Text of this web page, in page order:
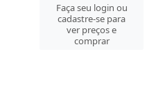
Faça seu login ou
cadastre-se para
ver preços e